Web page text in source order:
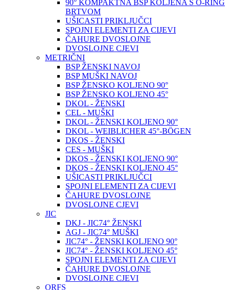
90° KOMPAKTNA BSP KOLJENA S O-RING
BRTVOM
UŠICASTI PRIKLJUČCI
SPOJNI ELEMENTI ZA CIJEVI
ČAHURE DVOSLOJNE
DVOSLOJNE CJEVI
METRIČNI
BSP ŽENSKI NAVOJ
BSP MUŠKI NAVOJ
BSP ŽENSKO KOLJENO 90°
BSP ŽENSKO KOLJENO 45°
DKOL - ŽENSKI
CEL - MUŠKI
DKOL - ŽENSKI KOLJENO 90°
DKOL - WEIBLICHER 45°-BÖGEN
DKOS - ŽENSKI
CES - MUŠKI
DKOS - ŽENSKI KOLJENO 90°
DKOS - ŽENSKI KOLJENO 45°
UŠICASTI PRIKLJUČCI
SPOJNI ELEMENTI ZA CIJEVI
ČAHURE DVOSLOJNE
DVOSLOJNE CJEVI
JIC
DKJ - JIC74° ŽENSKI
AGJ - JIC74° MUŠKI
JIC74° - ŽENSKI KOLJENO 90°
JIC74° - ŽENSKI KOLJENO 45°
SPOJNI ELEMENTI ZA CIJEVI
ČAHURE DVOSLOJNE
DVOSLOJNE CJEVI
ORFS